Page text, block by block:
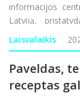
informacijos
Latviją,
tūkstančiai
gatvėse teikiama
Laisvalaikis
Paveldas,
receptas